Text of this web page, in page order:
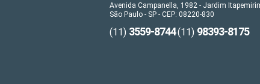
Avenida Campanella, 1982 - Jardim
São Paulo - SP - CEP: 08220-830
(11) 3559-8744(11) 98393-8175